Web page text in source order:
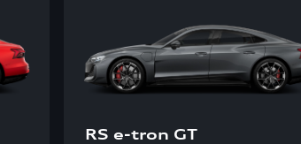
RS e-tron GT